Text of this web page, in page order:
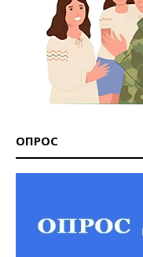
ОПРОС